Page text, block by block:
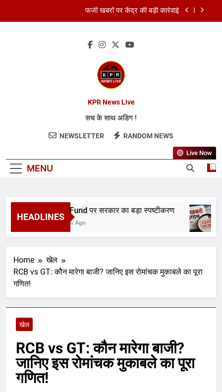
फर्जी खबरों पर केंद्र की बड़ी कार्रवाई
RDI Fund पर सरकार का बड़ा स्पष्टीकरण
फर्जी खबरों पर केंद्र की बड़ी कार्रवाई
FCRA बिल पर भारत ने अमेरिका को दिया जवाब
RBI ने रेपो रेट 5.25% पर रखा स्थिर
KPR News Live
सच के साथ अडिग !
NEWSLETTER RANDOM NEWS
MENU
Live Now
HEADLINES
RDI Fund पर सरकार का बड़ा स्पष्टीकरण
2 Days Ago
Home
खेल
RCB vs GT: कौन मारेगा बाजी? जानिए इस रोमांचक मुकाबले का पूरा
गणित!
खेल
RCB vs GT: कौन मारेगा बाजी?
जानिए इस रोमांचक मुकाबले का पूरा
गणित!